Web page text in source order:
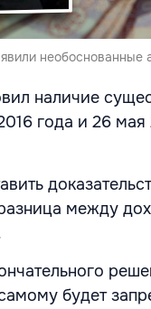
необоснованные
наличие
года и 26
между
будет